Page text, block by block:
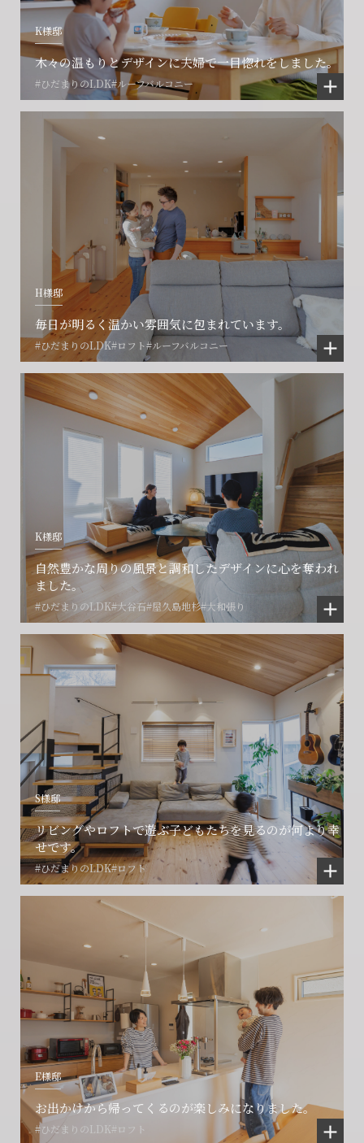
K様邸
木々の温もりとデザインに夫婦で一目惚れをしました。
#ひだまりのLDK#ルーフバルコニー
H様邸
毎日が明るく温かい雰囲気に包まれています。
#ひだまりのLDK#ロフト#ルーフバルコニー
K様邸
自然豊かな周りの風景と調和したデザインに心を奪われ
ました。
#ひだまりのLDK#大谷石#屋久島地杉#大和張り
S様邸
リビングやロフトで遊ぶ子どもたちを見るのが何より幸
せです。
#ひだまりのLDK#ロフト
E様邸
お出かけから帰ってくるのが楽しみになりました。
#ひだまりのLDK#ロフト
会社に関することや物件についての
ご相談はこちら
フォームからのお問い合わせ
CONTACT
お電話でのお問い合わせ
0466-24-2478
営業時間9:30~18:30 水曜定休
閉じる
賃貸物件入居者様の
お困りごとのご相談はこちら
解約のお申し込み
CONTACT
プロコール24ご利用の方
0120-073-386
閉じる
土地の活用・賃貸経営に関する
ご相談はこちら
フォームからのお問い合わせ
CONTACT
賃貸管理事業部へのお問い合わせ
0466-24-2478
営業時間9:30~18:30 水曜定休
閉じる